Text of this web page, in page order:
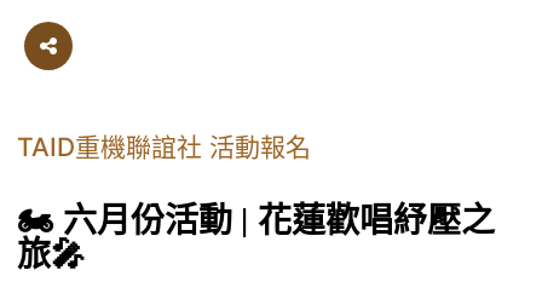
TAID重機聯誼社 活動報名
🏍️ 六月份活動 | 花蓮歡唱紓壓之
旅🎤